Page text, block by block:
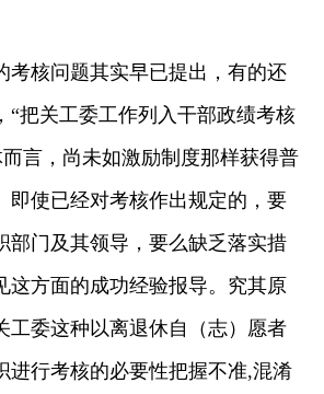
核问题其实早已提出，有的还
“把关工委工作列入干部政绩考核
言，尚未如激励制度那样获得普
即使已经对考核作出规定的，要
部门及其领导，要么缺乏落实措
这方面的成功经验报导。究其原
工委这种以离退休自（志）愿者
进行考核的必要性把握不准,混淆